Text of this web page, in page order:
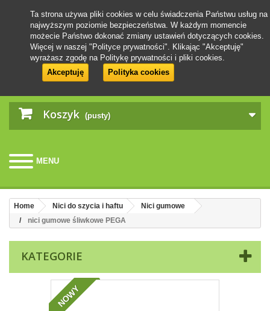
Koszyk (pusty)
MENU
Ta strona używa pliki cookies w celu świadczenia Państwu usług na
najwyższym poziomie bezpieczeństwa. W każdym momencie
możecie Państwo dokonać zmiany ustawień dotyczących cookies.
Więcej w naszej "Polityce prywatności". Klikając "Akceptuję"
wyrażasz zgodę na Politykę prywatności i pliki cookies.
Akceptuję
Polityka cookies
Home Nici do szycia i haftu
Nici gumowe
nici gumowe śliwkowe PEGA
KATEGORIE
NOWY